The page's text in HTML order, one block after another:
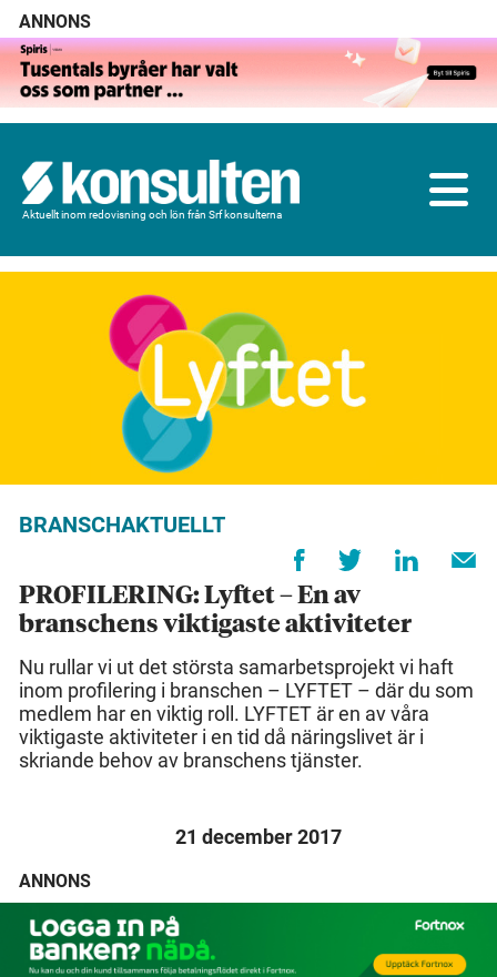
ANNONS
Aktuellt inom redovisning och lön från Srf konsulterna
BRANSCHAKTUELLT
PROFILERING: Lyftet – En av
branschens viktigaste aktiviteter
Nu rullar vi ut det största samarbetsprojekt vi haft
inom profilering i branschen – LYFTET – där du som
medlem har en viktig roll. LYFTET är en av våra
viktigaste aktiviteter i en tid då näringslivet är i
skriande behov av branschens tjänster.
21 december 2017
ANNONS